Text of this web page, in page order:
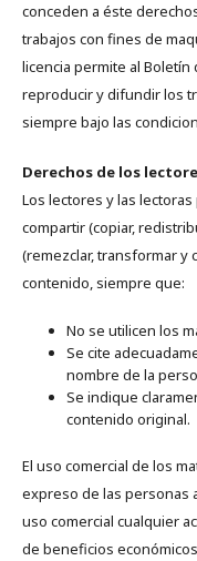
conceden a éste
trabajos con fines de
licencia permite al Boletín
reproducir y difundir los
siempre bajo las
Derechos de los
Los lectores y las
compartir (copiar,
(remezclar, transformar y
contenido, siempre que:
No se utilicen los
Se cite
nombre de la
Se indique
contenido original.
El uso comercial de los
expreso de las personas
uso comercial cualquier
de beneficios